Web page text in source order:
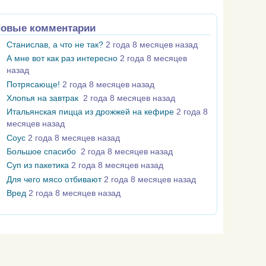
комментарии
Станислав, а что не так? 2 года 8 месяцев назад
А мне вот как раз интересно 2 года 8 месяцев
назад
Потрясающе! 2 года 8 месяцев назад
Хлопья на завтрак 2 года 8 месяцев назад
Итальянская пицца из дрожжей на кефире 2 года 8
месяцев назад
Соус 2 года 8 месяцев назад
Большое спасибо 2 года 8 месяцев назад
Суп из пакетика 2 года 8 месяцев назад
Для чего мясо отбивают 2 года 8 месяцев назад
Вред 2 года 8 месяцев назад